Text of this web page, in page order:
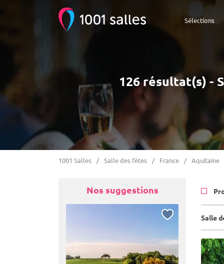
Sélections
126 résultat(s) -
1001 Salles Salle des fêtes France Aquitaine
Nos suggestions
Salle